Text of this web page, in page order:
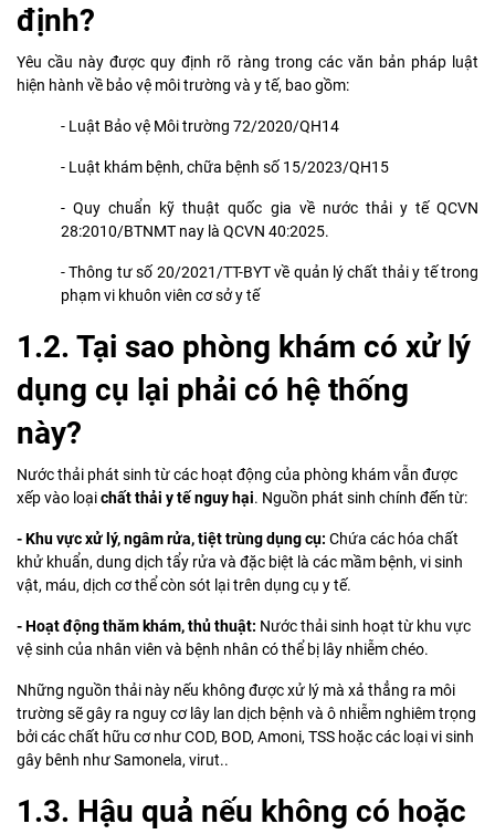
định?
Yêu cầu này được quy định rõ ràng trong các văn bản pháp luật
hiện hành về bảo vệ môi trường và y tế, bao gồm:
- Luật Bảo vệ Môi trường 72/2020/QH14
- Luật khám bệnh, chữa bệnh số 15/2023/QH15
- Quy chuẩn kỹ thuật quốc gia về nước thải y tế QCVN
28:2010/BTNMT nay là QCVN 40:2025.
- Thông tư số 20/2021/TT-BYT về quản lý chất thải y tế trong
phạm vi khuôn viên cơ sở y tế
1.2. Tại sao phòng khám có xử lý
dụng cụ lại phải có hệ thống
này?
Nước thải phát sinh từ các hoạt động của phòng khám vẫn được
xếp vào loạichất thải y tế nguy hại. Nguồn phát sinh chính đến từ:
- Khu vực xử lý, ngâm rửa, tiệt trùng dụng cụ: Chứa các hóa chất
khử khuẩn, dung dịch tẩy rửa và đặc biệt là các mầm bệnh, vi sinh
vật, máu, dịch cơ thể còn sót lại trên dụng cụ y tế.
- Hoạt động thăm khám, thủ thuật: Nước thải sinh hoạt từ khu vực
vệ sinh của nhân viên và bệnh nhân có thể bị lây nhiễm chéo.
Những nguồn thải này nếu không được xử lý mà xả thẳng ra môi
trường sẽ gây ra nguy cơ lây lan dịch bệnh và ô nhiễm nghiêm trọng
bởi các chất hữu cơ như COD, BOD, Amoni, TSS hoặc các loại vi sinh
gây bênh như Samonela, virut..
1.3. Hậu quả nếu không có hoặc